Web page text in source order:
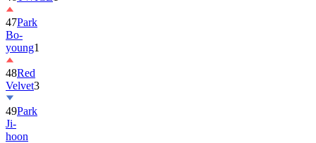
47Park
Bo-
young1
48Red
Velvet3
49Park
Ji-
hoon